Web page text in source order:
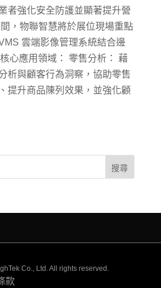
者強化安全防護並顯著提升營
，物聯智慧將於展位現場重點
雲端影像管理系統結合邊
心應用領域： 零售分析： 藉
析與顧客行為洞察，協助零售
提升商品陳列效果，並強化顧
Co., Ltd. All rights reserved.
款